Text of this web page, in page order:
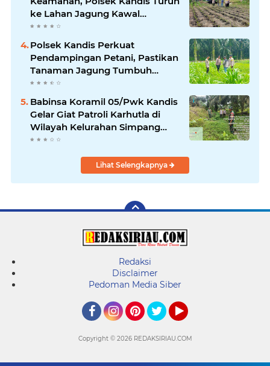
ke Lahan Jagung Kawal
Ketahanan Pangan
Polsek Kandis Perkuat
Pendampingan Petani, Pastikan
Tanaman Jagung Tumbuh
Optimal Dukung Swasembada
Pangan Nasional
Babinsa Koramil 05/Pwk Kandis
Gelar Giat Patroli Karhutla di
Wilayah Kelurahan Simpang
Belutu
Lihat Selengkapnya
Redaksi
Disclaimer
Pedoman Media Siber
Copyright © 2026 REDAKSIRIAU.COM